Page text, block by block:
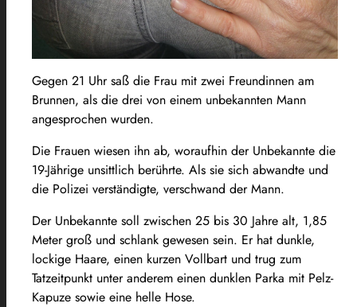
Gegen 21 Uhr saß die Frau mit zwei Freundinnen am
Brunnen, als die drei von einem unbekannten Mann
angesprochen wurden.
Die Frauen wiesen ihn ab, woraufhin der Unbekannte die
19-Jährige unsittlich berührte. Als sie sich abwandte und
die Polizei verständigte, verschwand der Mann.
Der Unbekannte soll zwischen 25 bis 30 Jahre alt, 1,85
Meter groß und schlank gewesen sein. Er hat dunkle,
lockige Haare, einen kurzen Vollbart und trug zum
Tatzeitpunkt unter anderem einen dunklen Parka mit Pelz-
Kapuze sowie eine helle Hose.